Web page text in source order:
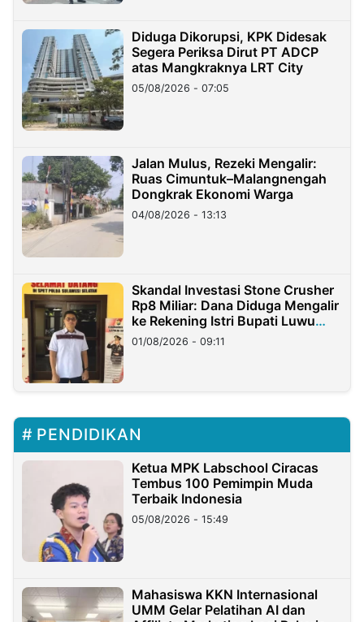
Diduga Dikorupsi, KPK Didesak
Segera Periksa Dirut PT ADCP
atas Mangkraknya LRT City
05/08/2026 - 07:05
Jalan Mulus, Rezeki Mengalir:
Ruas Cimuntuk–Malangnengah
Dongkrak Ekonomi Warga
04/08/2026 - 13:13
Skandal Investasi Stone Crusher
Rp8 Miliar: Dana Diduga Mengalir
ke Rekening Istri Bupati Luwu
Timur
01/08/2026 - 09:11
PENDIDIKAN
Ketua MPK Labschool Ciracas
Tembus 100 Pemimpin Muda
Terbaik Indonesia
05/08/2026 - 15:49
Mahasiswa KKN Internasional
UMM Gelar Pelatihan AI dan